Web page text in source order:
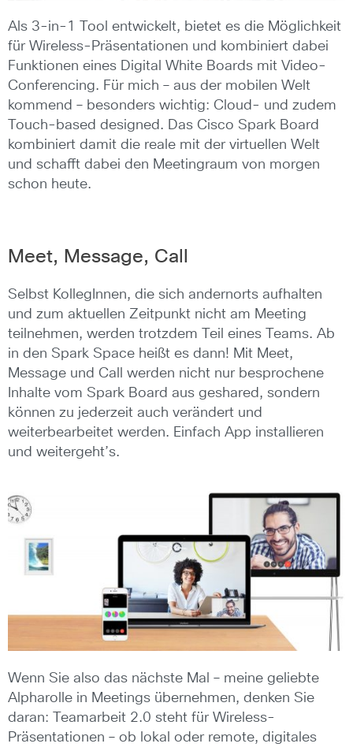
Als 3-in-1 Tool entwickelt, bietet es die Möglichkeit
für Wireless-Präsentationen und kombiniert dabei
Funktionen eines Digital White Boards mit Video-
Conferencing. Für mich – aus der mobilen Welt
kommend – besonders wichtig: Cloud- und zudem
Touch-based designed. Das Cisco Spark Board
kombiniert damit die reale mit der virtuellen Welt
und schafft dabei den Meetingraum von morgen
schon heute.
Meet, Message, Call
Selbst KollegInnen, die sich andernorts aufhalten
und zum aktuellen Zeitpunkt nicht am Meeting
teilnehmen, werden trotzdem Teil eines Teams. Ab
in den Spark Space heißt es dann! Mit Meet,
Message und Call werden nicht nur besprochene
Inhalte vom Spark Board aus geshared, sondern
können zu jederzeit auch verändert und
weiterbearbeitet werden. Einfach App installieren
und weitergeht’s.
Wenn Sie also das nächste Mal – meine geliebte
Alpharolle in Meetings übernehmen, denken Sie
daran: Teamarbeit 2.0 steht für Wireless-
Präsentationen – ob lokal oder remote, digitales